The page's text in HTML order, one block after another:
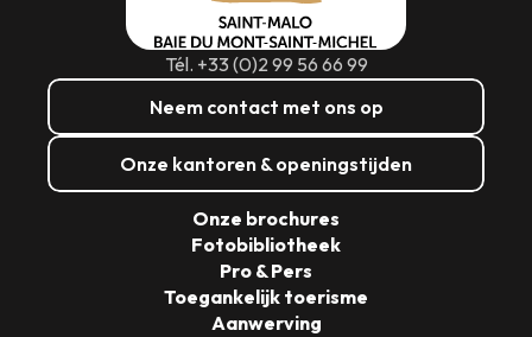
Tél. +33 (0)2 99 56 66 99
Neem contact met ons op
Onze kantoren & openingstijden
Onze brochures
Fotobibliotheek
Pro & Pers
Toegankelijk toerisme
Aanwerving